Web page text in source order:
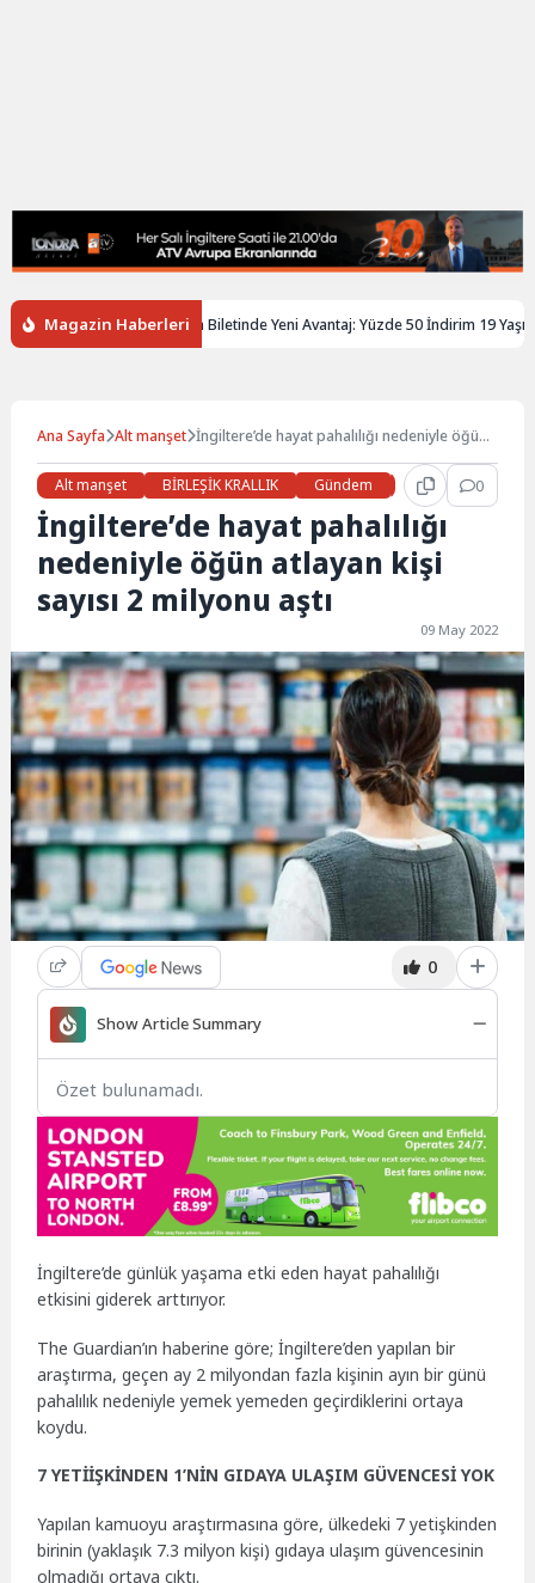
Magazin Haberleri
Gençlere Tren Biletinde Yeni Avantaj: Yüzde 50 İndirim 19 Yaşına
Ana Sayfa Alt manşet İngiltere’de hayat pahalılığı nedeniyle öğün
Alt manşet
BİRLEŞİK KRALLIK Gündem Haberler 0
İngiltere’de hayat pahalılığı
nedeniyle öğün atlayan kişi
sayısı 2 milyonu aştı
09 May 2022
0
Show Article Summary
Özet bulunamadı.
İngiltere’de günlük yaşama etki eden hayat pahalılığı
etkisini giderek arttırıyor.
The Guardian’ın haberine göre; İngiltere’den yapılan bir
araştırma, geçen ay 2 milyondan fazla kişinin ayın bir günü
pahalılık nedeniyle yemek yemeden geçirdiklerini ortaya
koydu.
7 YETİİŞKİNDEN 1’NİN GIDAYA ULAŞIM GÜVENCESİ YOK
Yapılan kamuoyu araştırmasına göre, ülkedeki 7 yetişkinden
birinin (yaklaşık 7.3 milyon kişi) gıdaya ulaşım güvencesinin
olmadığı ortaya çıktı.